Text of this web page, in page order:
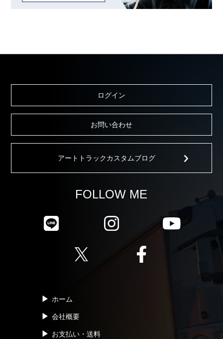
ログイン
お問い合わせ
アートトラックカスタムブログ
FOLLOW ME
ホーム
会社概要
お支払い・送料